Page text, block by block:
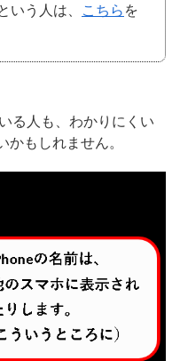
いう人は、
こちら を
る人も、わかりにくい
もしれません。